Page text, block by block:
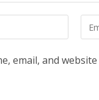
Enter
your
email, and